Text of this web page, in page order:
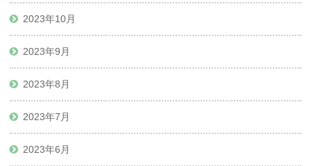
2023年10月
2023年9月
2023年8月
2023年7月
2023年6月